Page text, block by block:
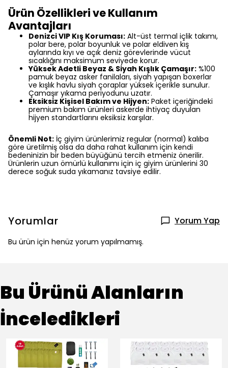
Ürün Özellikleri ve Kullanım
Avantajları
Denizci VIP Kış Koruması: Alt-üst termal içlik takımı,
polar bere, polar boyunluk ve polar eldiven kış
aylarında kıyı ve açık deniz görevlerinde vücut
sıcaklığını maksimum seviyede korur.
Yüksek Adetli Beyaz & Siyah Kışlık Çamaşır: %100
pamuk beyaz asker fanilaları, siyah yapışan boxerlar
ve kışlık havlu siyah çoraplar yüksek içerikle sunulur.
Çamaşır yıkama periyodunu uzatır.
Eksiksiz Kişisel Bakım ve Hijyen: Paket içeriğindeki
premium bakım ürünleri askerde ihtiyaç duyulan
hijyen standartlarını eksiksiz karşılar.
Önemli Not: İç giyim ürünlerimiz regular (normal) kalıba
göre üretilmiş olsa da daha rahat kullanım için kendi
bedeninizin bir beden büyüğünü tercih etmeniz önerilir.
Ürünlerin uzun ömürlü kullanımı için iç giyim ürünlerini 30
derece soğuk suda yıkamanız tavsiye edilir.
Yorumlar Yorum Yap
Bu ürün için henüz yorum yapılmamış.
Bu Ürünü Alanların
İnceledikleri